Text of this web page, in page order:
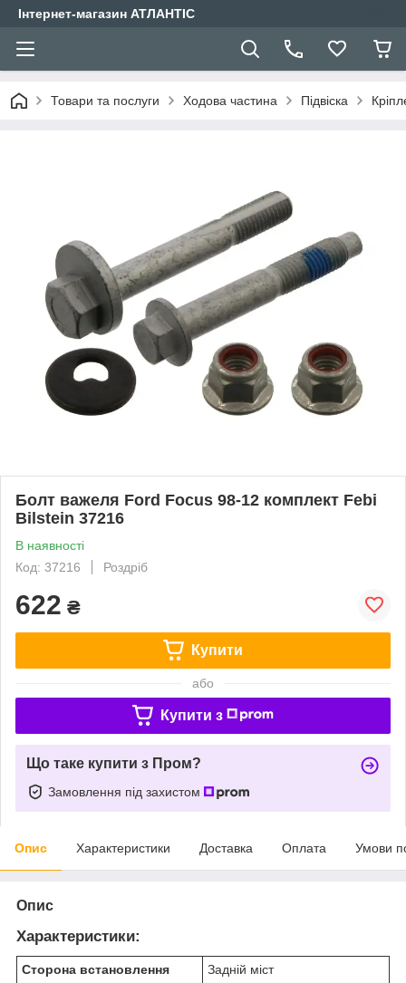
Інтернет-магазин АТЛАНТІС
Товари та послуги Ходова частина Підвіска
Болт важеля Ford Focus 98-12 комплект Febi
Bilstein 37216
В наявності
Код: 37216
Роздріб
622 ₴
Купити
або
Купити з
Що таке купити з Пром?
Замовлення під захистом
Опис Характеристики Доставка Оплата Умови
Опис
Характеристики:
Сторона встановлення
Задній міст